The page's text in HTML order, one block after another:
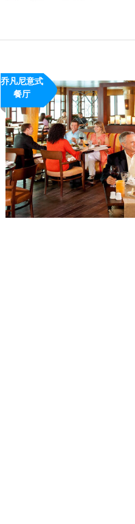
概况：
· 所在楼层：6层船尾
· 餐厅特色：付费餐厅 需要提前预定
· 开放时间：以船上的航程指南为准
· 收费情况：95美元/人
[更多详情]
乔凡尼意式
餐厅
Giovanni's
Table